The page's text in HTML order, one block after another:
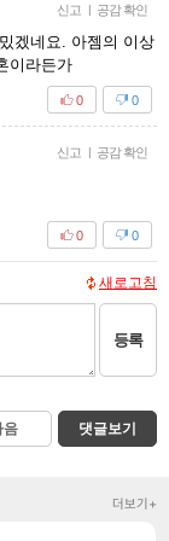
신고 | 공감 확인
겠네요. 아젬의 이상
이라든가
0
0
신고 | 공감 확인
0
0
새로고침
등록
음 댓글보기
더보기+